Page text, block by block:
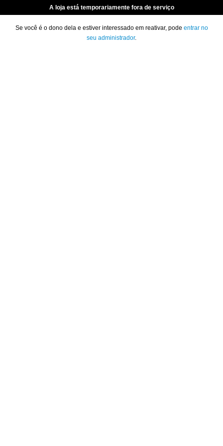
A loja está temporariamente fora de serviço
Se você é o dono dela e estiver interessado em reativar, pode entrar no
seu administrador.